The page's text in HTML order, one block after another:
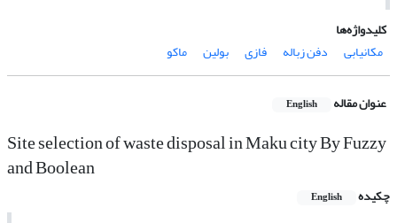
کلیدواژه‌ها
مکانیابی
دفن زباله فازی بولین ماکو
عنوان مقاله English
Site selection of waste disposal in Maku city By Fuzzy
and Boolean
چکیده English